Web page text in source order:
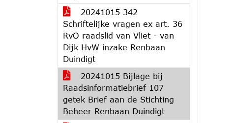
20241015 342
Schriftelijke vragen ex art. 36
RvO raadslid van Vliet - van
Dijk HvW inzake Renbaan
Duindigt
20241015 Bijlage bij
Raadsinformatiebrief 107
getek Brief aan de Stichting
Beheer Renbaan Duindigt